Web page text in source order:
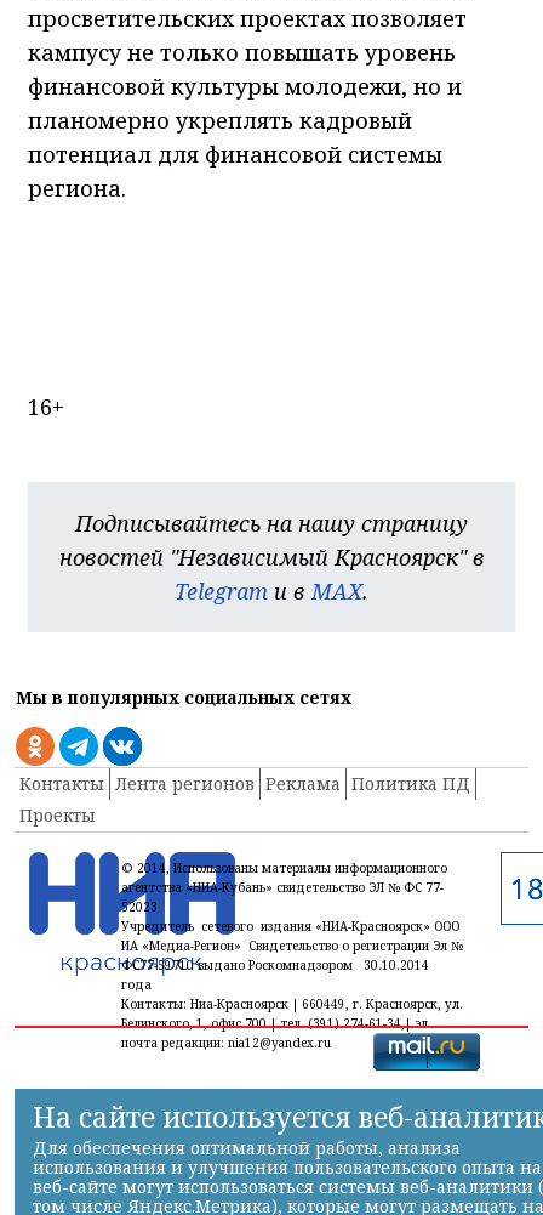
просветительских проектах позволяет
кампусу не только повышать уровень
финансовой культуры молодежи, но и
планомерно укреплять кадровый
потенциал для финансовой системы
региона.
16+
Подписывайтесь на нашу страницу
новостей "Независимый Красноярск" в
Telegram и в MAX.
Мы в популярных социальных сетях
Контакты Лента регионов Реклама Политика ПД
Проекты
© 2014, Использованы материалы информационного
агентства «НИА-Кубань» свидетельство ЭЛ № ФС 77-
52023
Учредитель сетевого издания «НИА-Красноярск» ООО
ИА «Медиа-Регион» Свидетельство о регистрации Эл №
ФС77-59710 выдано Роскомнадзором 30.10.2014
года
Контакты: Ниа-Красноярск | 660449, г. Красноярск, ул.
Белинского, 1, офис 700 | тел. (391) 274-61-34,| эл.
почта редакции: nia12@yandex.ru
На сайте используется веб-
Для обеспечения оптимальной работы, анализа
использования и улучшения пользовательского опыта на
веб-сайте могут использоваться системы веб-аналитики
том числе Яндекс.Метрика), которые могут размещать на